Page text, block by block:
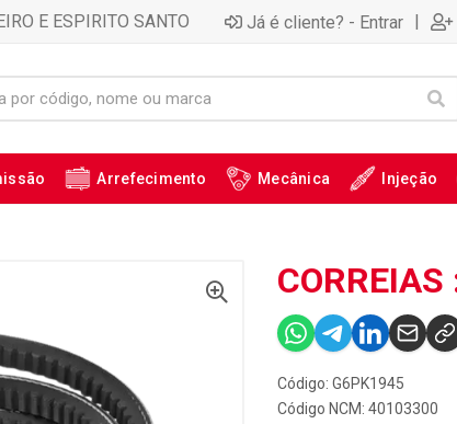
E ESPIRITO SANTO Já é cliente? - Entrar |
Arrefecimento Mecânica Injeção
Código: G6PK1945
Código NCM: 40103300